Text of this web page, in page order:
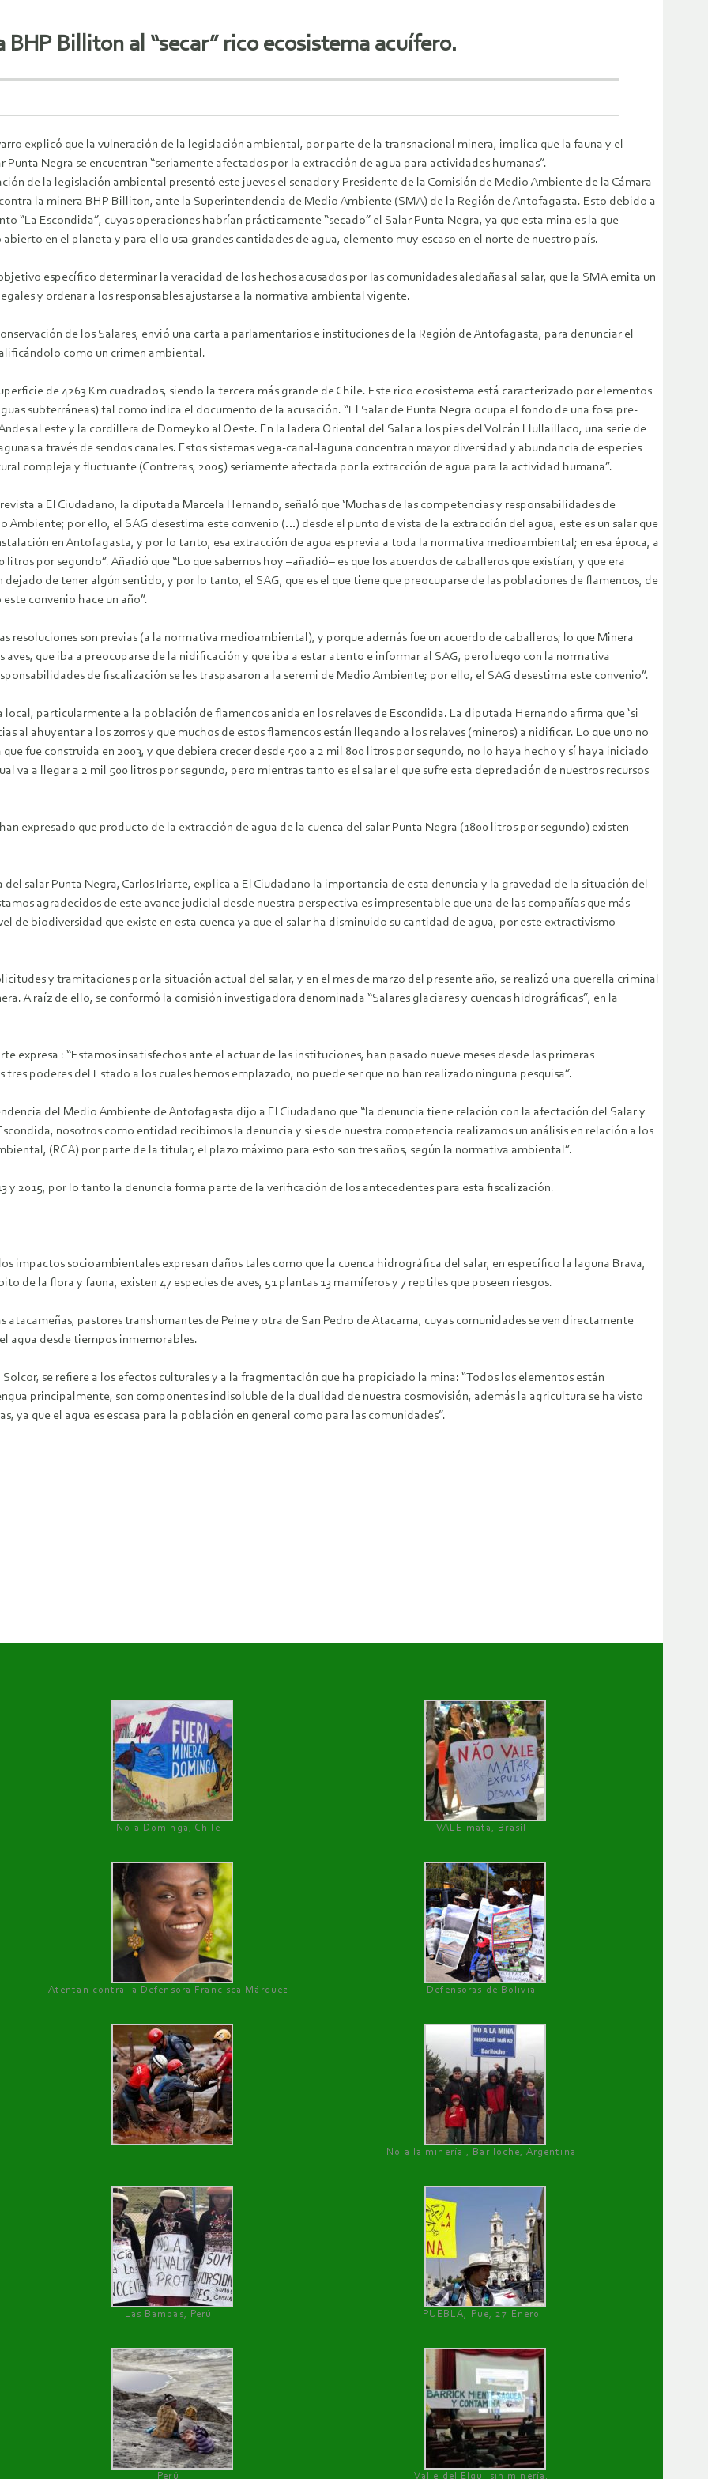
Billiton al “secar” rico ecosistema acuífero.
explicó que la vulneración de la legislación ambiental, por parte de la transnacional minera, implica que la fauna y el
Punta Negra se encuentran “seriamente afectados por la extracción de agua para actividades humanas”.
de la legislación ambiental presentó este jueves el senador y Presidente de la Comisión de Medio Ambiente de la Cámara
la minera BHP Billiton, ante la Superintendencia de Medio Ambiente (SMA) de la Región de Antofagasta. Esto debido a
“La Escondida”, cuyas operaciones habrían prácticamente “secado” el Salar Punta Negra, ya que esta mina es la que
en el planeta y para ello usa grandes cantidades de agua, elemento muy escaso en el norte de nuestro país.
específico determinar la veracidad de los hechos acusados por las comunidades aledañas al salar, que la SMA emita un
y ordenar a los responsables ajustarse a la normativa ambiental vigente.
de los Salares, envió una carta a parlamentarios e instituciones de la Región de Antofagasta, para denunciar el
como un crimen ambiental.
de 4263 Km cuadrados, siendo la tercera más grande de Chile. Este rico ecosistema está caracterizado por elementos
subterráneas) tal como indica el documento de la acusación. “El Salar de Punta Negra ocupa el fondo de una fosa pre-
al este y la cordillera de Domeyko al Oeste. En la ladera Oriental del Salar a los pies del Volcán Llullaillaco, una serie de
a través de sendos canales. Estos sistemas vega-canal-laguna concentran mayor diversidad y abundancia de especies
compleja y fluctuante (Contreras, 2005) seriamente afectada por la extracción de agua para la actividad humana”.
a El Ciudadano, la diputada Marcela Hernando, señaló que ‘Muchas de las competencias y responsabilidades de
Ambiente; por ello, el SAG desestima este convenio (…) desde el punto de vista de la extracción del agua, este es un salar que
en Antofagasta, y por lo tanto, esa extracción de agua es previa a toda la normativa medioambiental; en esa época, a
por segundo”. Añadió que “Lo que sabemos hoy –añadió– es que los acuerdos de caballeros que existían, y que era
de tener algún sentido, y por lo tanto, el SAG, que es el que tiene que preocuparse de las poblaciones de flamencos, de
convenio hace un año”.
resoluciones son previas (a la normativa medioambiental), y porque además fue un acuerdo de caballeros; lo que Minera
que iba a preocuparse de la nidificación y que iba a estar atento e informar al SAG, pero luego con la normativa
de fiscalización se les traspasaron a la seremi de Medio Ambiente; por ello, el SAG desestima este convenio”.
local, particularmente a la población de flamencos anida en los relaves de Escondida. La diputada Hernando afirma que ‘si
al ahuyentar a los zorros y que muchos de estos flamencos están llegando a los relaves (mineros) a nidificar. Lo que uno no
fue construida en 2003, y que debiera crecer desde 500 a 2 mil 800 litros por segundo, no lo haya hecho y sí haya iniciado
va a llegar a 2 mil 500 litros por segundo, pero mientras tanto es el salar el que sufre esta depredación de nuestros recursos
expresado que producto de la extracción de agua de la cuenca del salar Punta Negra (1800 litros por segundo) existen
salar Punta Negra, Carlos Iriarte, explica a El Ciudadano la importancia de esta denuncia y la gravedad de la situación del
agradecidos de este avance judicial desde nuestra perspectiva es impresentable que una de las compañías que más
de biodiversidad que existe en esta cuenca ya que el salar ha disminuido su cantidad de agua, por este extractivismo
y tramitaciones por la situación actual del salar, y en el mes de marzo del presente año, se realizó una querella criminal
A raíz de ello, se conformó la comisión investigadora denominada “Salares glaciares y cuencas hidrográficas”, en la
expresa : “Estamos insatisfechos ante el actuar de las instituciones, han pasado nueve meses desde las primeras
poderes del Estado a los cuales hemos emplazado, no puede ser que no han realizado ninguna pesquisa”.
del Medio Ambiente de Antofagasta dijo a El Ciudadano que “la denuncia tiene relación con la afectación del Salar y
nosotros como entidad recibimos la denuncia y si es de nuestra competencia realizamos un análisis en relación a los
(RCA) por parte de la titular, el plazo máximo para esto son tres años, según la normativa ambiental”.
y 2015, por lo tanto la denuncia forma parte de la verificación de los antecedentes para esta fiscalización.
impactos socioambientales expresan daños tales como que la cuenca hidrográfica del salar, en específico la laguna Brava,
de la flora y fauna, existen 47 especies de aves, 51 plantas 13 mamíferos y 7 reptiles que poseen riesgos.
pastores transhumantes de Peine y otra de San Pedro de Atacama, cuyas comunidades se ven directamente
agua desde tiempos inmemorables.
se refiere a los efectos culturales y a la fragmentación que ha propiciado la mina: “Todos los elementos están
principalmente, son componentes indisoluble de la dualidad de nuestra cosmovisión, además la agricultura se ha visto
ya que el agua es escasa para la población en general como para las comunidades”.
No a Dominga, Chile
VALE mata, Brasil
Atentan contra la Defensora Francisca Márquez Defensoras de Bolivia
No a la minería , Bariloche, Argentina
Las Bambas, Perú PUEBLA, Pue, 27 Enero
Perú Valle del Elqui sin minería.